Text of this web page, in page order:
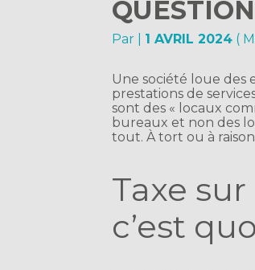
Par 1 AVRIL 2024 (
Une société loue des
prestations de
sont des « locaux
bureaux et non des
tout. À tort ou à
Taxe
c’est